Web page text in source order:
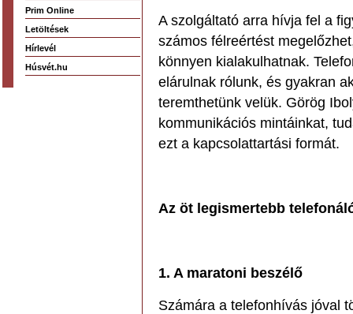
Prim Online
Letöltések
Hírlevél
Húsvét.hu
A szolgáltató arra hívja fel a
számos félreértést
könnyen kialakulhatnak.
elárulnak rólunk, és gyakran
teremthetünk velük. Görög
kommunikációs mintáinkat,
ezt a kapcsolattartási formát.
Az öt legismertebb
1. A maratoni beszélő
Számára a telefonhívás jóval